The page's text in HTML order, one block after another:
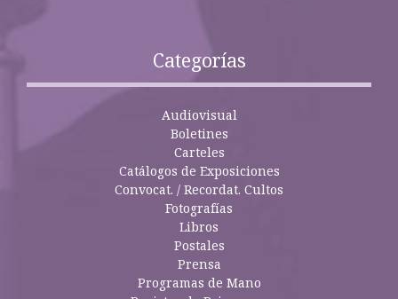
Categorías
Audiovisual
Boletines
Carteles
Catálogos de Exposiciones
Convocat. / Recordat. Cultos
Fotografías
Libros
Postales
Prensa
Programas de Mano